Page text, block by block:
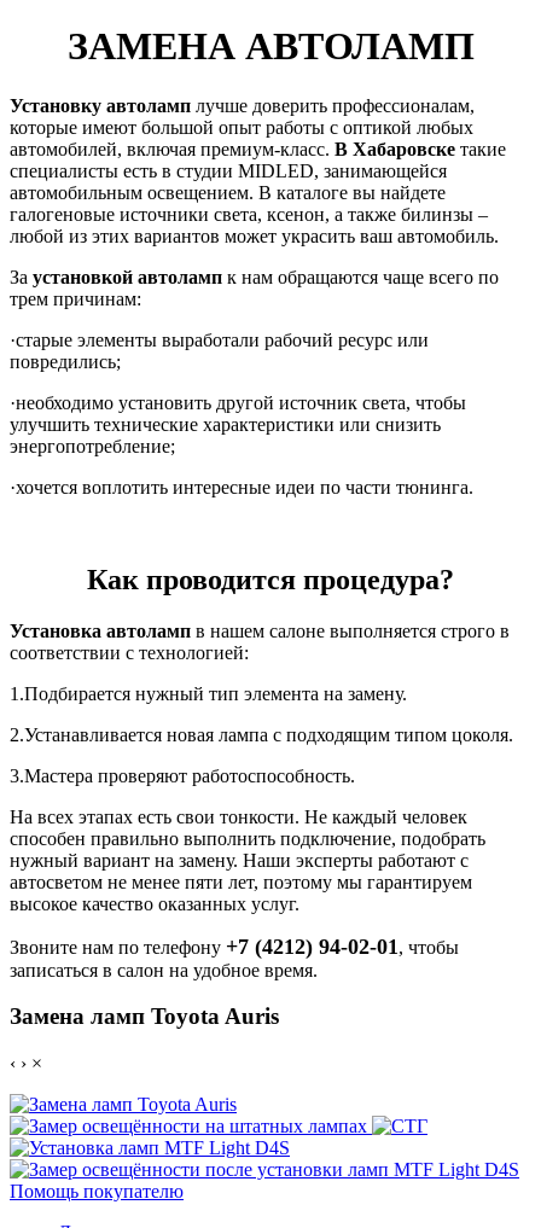
ЗАМЕНА АВТОЛАМП
Установку автоламп лучше доверить профессионалам,
которые имеют большой опыт работы с оптикой любых
автомобилей, включая премиум-класс. В Хабаровске такие
специалисты есть в студии MIDLED, занимающейся
автомобильным освещением. В каталоге вы найдете
галогеновые источники света, ксенон, а также билинзы –
любой из этих вариантов может украсить ваш автомобиль.
За установкой автоламп к нам обращаются чаще всего по
трем причинам:
·старые элементы выработали рабочий ресурс или
повредились;
·необходимо установить другой источник света, чтобы
улучшить технические характеристики или снизить
энергопотребление;
·хочется воплотить интересные идеи по части тюнинга.
Как проводится процедура?
Установка автоламп в нашем салоне выполняется строго в
соответствии с технологией:
1.Подбирается нужный тип элемента на замену.
2.Устанавливается новая лампа с подходящим типом цоколя.
3.Мастера проверяют работоспособность.
На всех этапах есть свои тонкости. Не каждый человек
способен правильно выполнить подключение, подобрать
нужный вариант на замену. Наши эксперты работают с
автосветом не менее пяти лет, поэтому мы гарантируем
высокое качество оказанных услуг.
Звоните нам по телефону +7 (4212) 94-02-01 , чтобы
записаться в салон на удобное время.
Замена ламп Toyota Auris
‹ › ×
Помощь покупателю